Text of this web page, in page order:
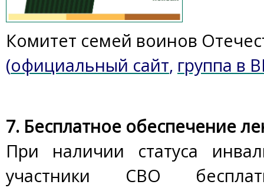
Комитет семей воинов
(официальный сайт, группа в
7. Бесплатное обеспечение
При наличии статуса
участники СВО